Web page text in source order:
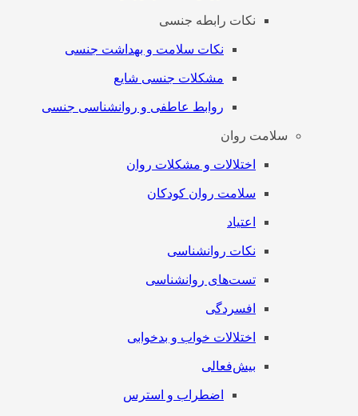
نکات رابطه جنسی
نکات سلامت و بهداشت جنسی
مشکلات جنسی شایع
روابط عاطفی و روانشناسی جنسی
سلامت روان
اختلالات و مشکلات روان
سلامت روان کودکان
اعتیاد
نکات روانشناسی
تست‌های روانشناسی
افسردگی
اختلالات خواب و بدخوابی
بیش‌فعالی
اضطراب و استرس